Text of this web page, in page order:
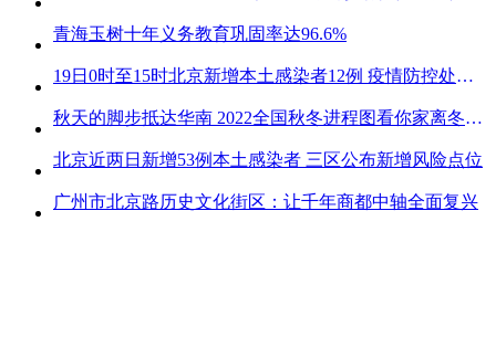
青海玉树十年义务教育巩固率达96.6%
19日0时至15时北京新增本土感染者12例 疫情防控处关键时刻
秋天的脚步抵达华南 2022全国秋冬进程图看你家离冬天有多远
北京近两日新增53例本土感染者 三区公布新增风险点位
广州市北京路历史文化街区：让千年商都中轴全面复兴